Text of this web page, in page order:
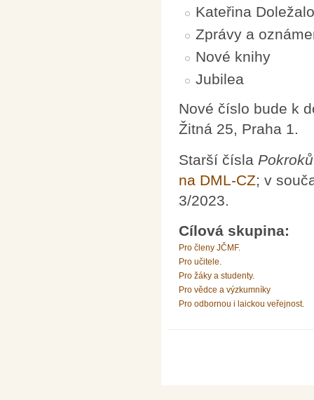
Kateřina
Zprávy a
Nové knihy
Jubilea
Nové číslo bude k
Žitná 25, Praha 1.
Starší čísla
na DML-CZ; v
3/2023.
Cílová skupina:
Pro členy JČMF.
Pro učitele.
Pro žáky a studenty.
Pro vědce a výzkumníky
Pro odbornou i laickou veřejnost.